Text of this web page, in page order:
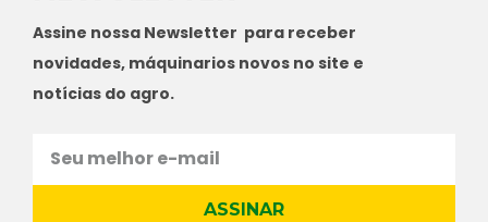
Assine nossa Newsletter para receber
novidades, máquinarios novos no site e
notícias do agro.
ASSINAR